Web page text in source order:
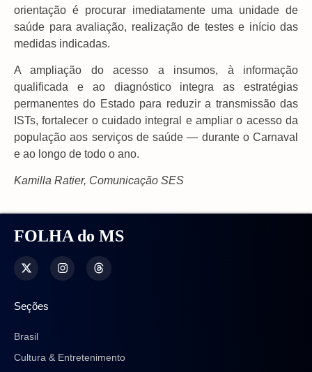
orientação é procurar imediatamente uma unidade de
saúde para avaliação, realização de testes e início das
medidas indicadas.
A ampliação do acesso a insumos, à informação
qualificada e ao diagnóstico integra as estratégias
permanentes do Estado para reduzir a transmissão das
ISTs, fortalecer o cuidado integral e ampliar o acesso da
população aos serviços de saúde — durante o Carnaval
e ao longo de todo o ano.
Kamilla Ratier, Comunicação SES
FOLHA do MS
Seções
Brasil
Cultura & Entretenimento